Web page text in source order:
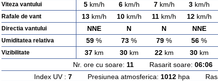
Viteza vantului 5km/h 6km/h 7km/h 3km/h
Rafale de vant 13km/h 10km/h 11 km/h 12km/h
Directia vantului NNE N N NNE
Umiditatea relativa 59 % 73 % 79 % 56 %
Vizibilitate 37km 30km 22km 30km
Nr. ore cu soare: 11 Rasarit soare: 06:06
Index UV : 7 Presiunea atmosferica: 1012 hpa